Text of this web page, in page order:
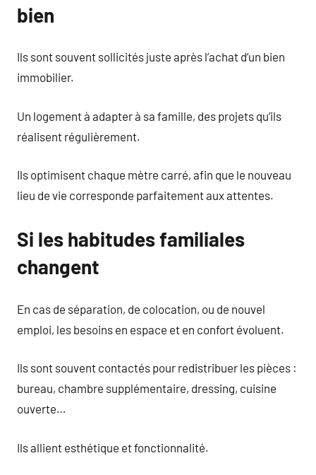
bien
Ils sont souvent sollicités juste après l’achat d’un bien
immobilier.
Un logement à adapter à sa famille, des projets qu’ils
réalisent régulièrement.
Ils optimisent chaque mètre carré, afin que le nouveau
lieu de vie corresponde parfaitement aux attentes.
Si les habitudes familiales
changent
En cas de séparation, de colocation, ou de nouvel
emploi, les besoins en espace et en confort évoluent.
Ils sont souvent contactés pour redistribuer les pièces :
bureau, chambre supplémentaire, dressing, cuisine
ouverte…
Ils allient esthétique et fonctionnalité.